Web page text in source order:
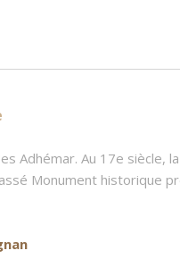
Adhémar. Au 17e siècle,
Monument historique